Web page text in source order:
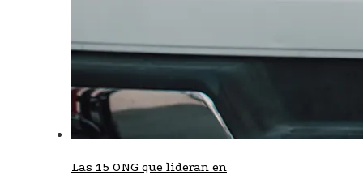
Las 15 ONG que lideran en